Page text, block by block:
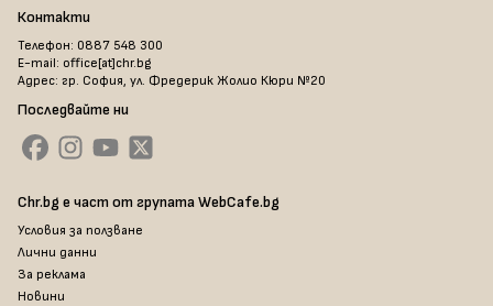
Контакти
Телефон: 0887 548 300
E-mail: office[at]chr.bg
Адрес: гр. София, ул. Фредерик Жолио Кюри №20
Последвайте ни
Chr.bg е част от групата WebCafe.bg
Условия за ползване
Лични данни
За реклама
Новини